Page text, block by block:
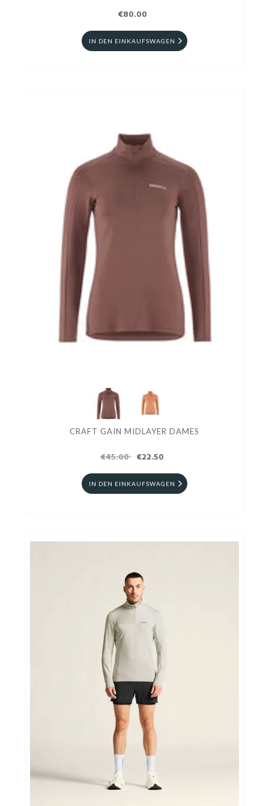
€80.00
IN DEN EINKAUFSWAGEN
CRAFT GAIN MIDLAYER DAMES
€45.00 €22.50
IN DEN EINKAUFSWAGEN